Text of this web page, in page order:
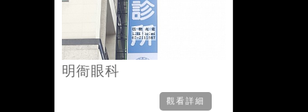
明衙眼科
觀看詳細